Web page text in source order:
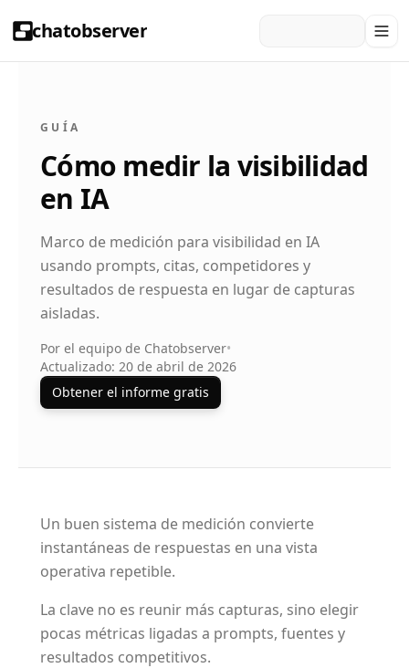
chatobserver
GUÍA
Cómo medir la visibilidad
en IA
Marco de medición para visibilidad en IA
usando prompts, citas, competidores y
resultados de respuesta en lugar de capturas
aisladas.
Por el equipo de Chatobserver•
Actualizado: 20 de abril de 2026
Obtener el informe gratis
Un buen sistema de medición convierte
instantáneas de respuestas en una vista
operativa repetible.
La clave no es reunir más capturas, sino elegir
pocas métricas ligadas a prompts, fuentes y
resultados competitivos.